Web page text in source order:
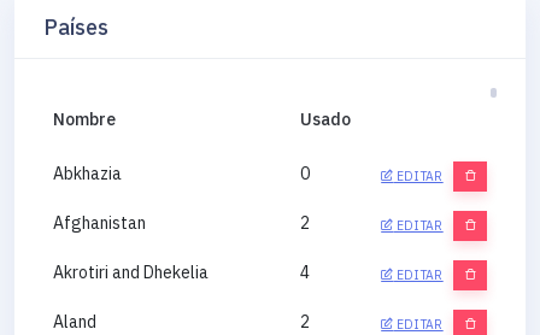
Países
Nombre Usado
Abkhazia 0 EDITAR
Afghanistan 2 EDITAR
Akrotiri and Dhekelia 4 EDITAR
Aland 2 EDITAR